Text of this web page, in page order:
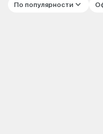
По популярности